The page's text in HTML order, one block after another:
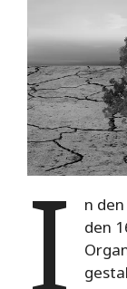
I
n
den